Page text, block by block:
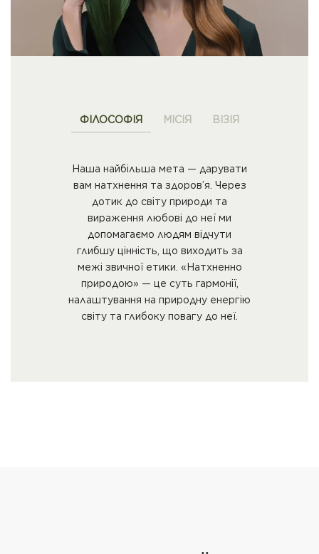
ФІЛОСОФІЯ МІСІЯ ВІЗІЯ
Наша найбільша мета — дарувати
вам натхнення та здоров’я. Через
дотик до світу природи та
вираження любові до неї ми
допомагаємо людям відчути
глибшу цінність, що виходить за
межі звичної етики. «Натхненно
природою» — це суть гармонії,
налаштування на природну енергію
світу та глибоку повагу до неї.